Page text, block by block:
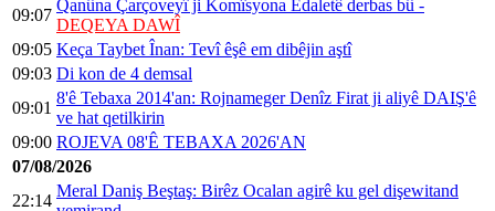
09:07
Qanûna Çarçoveyî ji Komîsyona Edaletê derbas bû -
DEQEYA DAWÎ
09:05 Keça Taybet Înan: Tevî êşê em dibêjin aştî
09:03 Di kon de 4 demsal
09:01
8'ê Tebaxa 2014'an: Rojnameger Denîz Firat ji aliyê DAIŞ'ê
ve hat qetilkirin
09:00 ROJEVA 08'Ê TEBAXA 2026'AN
07/08/2026
22:14
Meral Daniş Beştaş: Birêz Ocalan agirê ku gel dişewitand